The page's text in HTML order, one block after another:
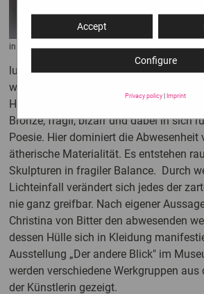
in school
luftdurchlässigen Plastiken aus Papier
wortwörtlich im Raum – zarte, an
Häuser angelehnte Formen,
Bronze, fragil, bizarr und dabei in sich
Poesie. Hier dominiert die Abwesenheit
ätherische Materialität. Es entstehen
Skulpturen in fragiler Balance. Durch
Lichteinfall verändert sich jedes der
nie ganz greifbar. Nach eigener
Christina von Bitter den abwesenden
dessen Hülle sich in Kleidung
Ausstellung „Der andere Blick" im
werden verschiedene Werkgruppen aus
der Künstlerin gezeigt.
Accept
Configure
Privacy policy| Imprint